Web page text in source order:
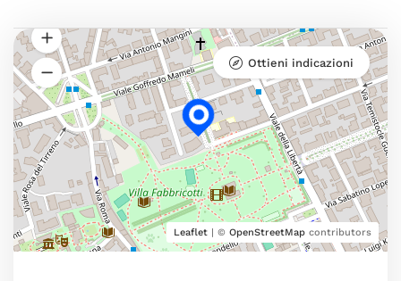
Leaflet | © OpenStreetMap contributors
Ottieni indicazioni